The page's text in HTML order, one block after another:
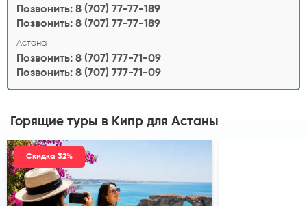
Позвонить: 8 (707) 77-77-189
Позвонить: 8 (707) 77-77-189
Астана
Позвонить: 8 (707) 777-71-09
Позвонить: 8 (707) 777-71-09
Горящие туры в Кипр для Астаны
Скидка 32%